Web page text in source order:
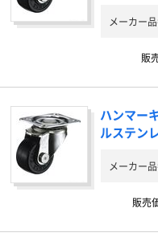
メーカー
販
ハンマー
ルステン
メーカー
販売